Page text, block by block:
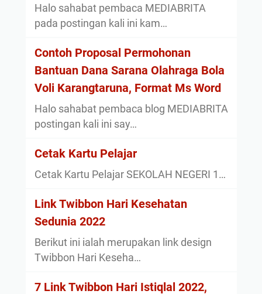
Halo sahabat pembaca MEDIABRITA
pada postingan kali ini kam…
Contoh Proposal Permohonan
Bantuan Dana Sarana Olahraga Bola
Voli Karangtaruna, Format Ms Word
Halo sahabat pembaca blog MEDIABRITA
postingan kali ini say…
Cetak Kartu Pelajar
Cetak Kartu Pelajar SEKOLAH NEGERI 1…
Link Twibbon Hari Kesehatan
Sedunia 2022
Berikut ini ialah merupakan link design
Twibbon Hari Keseha…
7 Link Twibbon Hari Istiqlal 2022,